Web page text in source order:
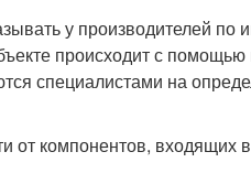
у производителей по
происходит с
специалистами на
от компонентов, входящих